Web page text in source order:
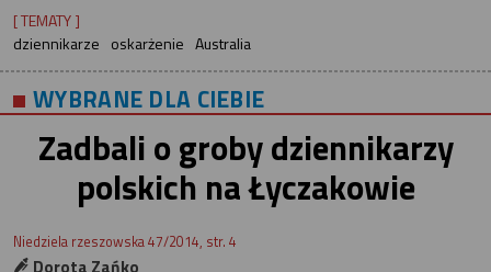
[ TEMATY ]
dziennikarze oskarżenie Australia
WYBRANE DLA CIEBIE
Zadbali o groby dziennikarzy
polskich na Łyczakowie
Niedziela rzeszowska 47/2014, str. 4